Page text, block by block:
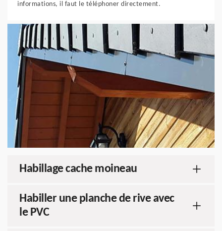
informations, il faut le téléphoner directement.
Habillage cache moineau
Habiller une planche de rive avec
le PVC